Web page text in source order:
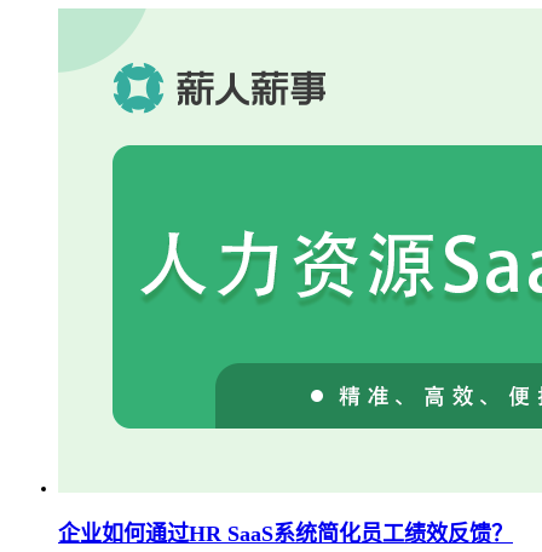
企业如何通过HR SaaS系统简化员工绩效反馈？